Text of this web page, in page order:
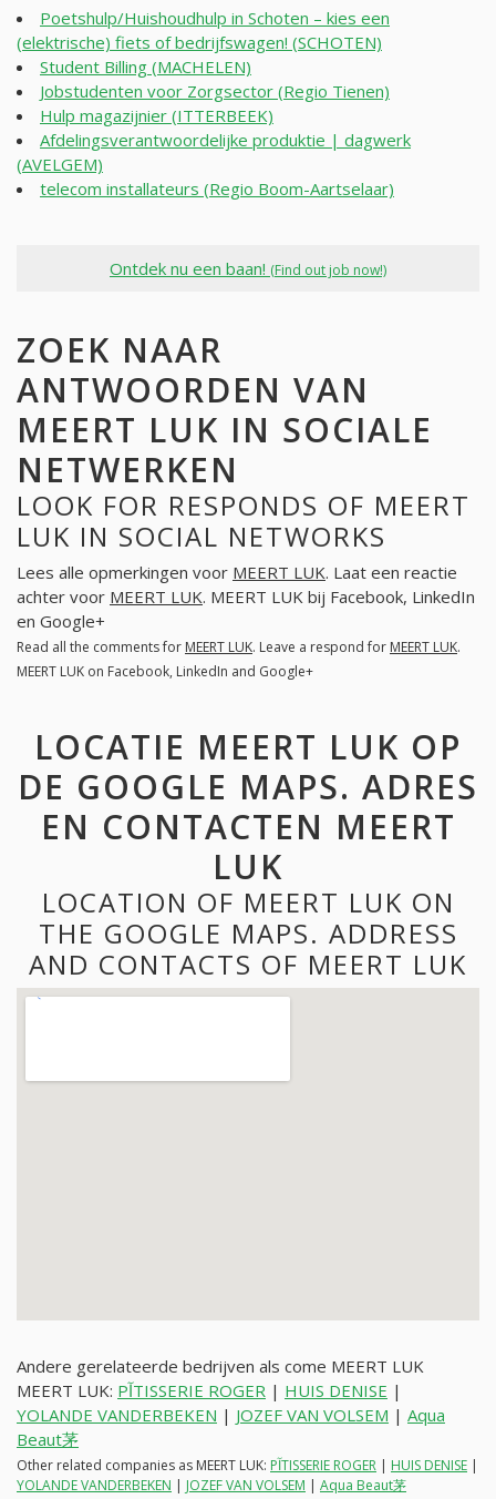
Poetshulp/Huishoudhulp in Schoten – kies een
(elektrische) fiets of bedrijfswagen! (SCHOTEN)
Student Billing (MACHELEN)
Jobstudenten voor Zorgsector (Regio Tienen)
Hulp magazijnier (ITTERBEEK)
Afdelingsverantwoordelijke produktie | dagwerk
(AVELGEM)
telecom installateurs (Regio Boom-Aartselaar)
Ontdek nu een baan! (Find out job now!)
ZOEK NAAR
ANTWOORDEN VAN
MEERT LUK IN SOCIALE
NETWERKEN
LOOK FOR RESPONDS OF MEERT
LUK IN SOCIAL NETWORKS
Lees alle opmerkingen voor MEERT LUK. Laat een reactie
achter voor MEERT LUK. MEERT LUK bij Facebook, LinkedIn
en Google+
Read all the comments for MEERT LUK. Leave a respond for MEERT LUK.
MEERT LUK on Facebook, LinkedIn and Google+
LOCATIE MEERT LUK OP
DE GOOGLE MAPS. ADRES
EN CONTACTEN MEERT
LUK
LOCATION OF MEERT LUK ON
THE GOOGLE MAPS. ADDRESS
AND CONTACTS OF MEERT LUK
Andere gerelateerde bedrijven als come MEERT LUK
MEERT LUK:
PآTISSERIE ROGER | HUIS DENISE |
YOLANDE VANDERBEKEN | JOZEF VAN VOLSEM | Aqua
Beaut茅
Other related companies as MEERT LUK: PآTISSERIE ROGER | HUIS DENISE |
YOLANDE VANDERBEKEN | JOZEF VAN VOLSEM | Aqua Beaut茅